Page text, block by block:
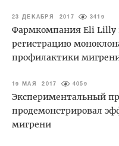
23 ДЕКАБРЯ 2017 3419
Фармкомпания Eli Lilly
регистрацию
профилактики
19 МАЯ 2017 4059
Экспериментальный
продемонстрировал
мигрени